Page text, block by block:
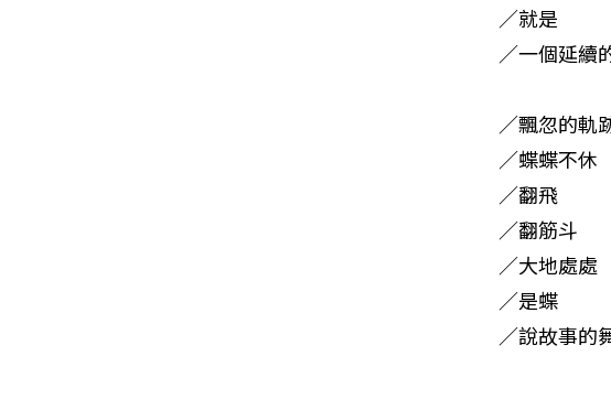
／就是
／一個延續
／飄忽的軌
／蝶蝶不休
／翻飛
／翻筋斗
／大地處處
／是蝶
／說故事的